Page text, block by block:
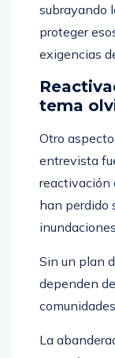
subrayando
proteger
exigencias
tema
Otro
entrevista
reactivación
han perdido
Sin un plan
dependen
La